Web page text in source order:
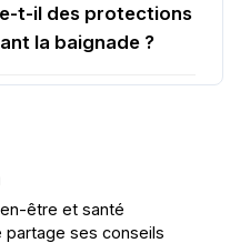
t-il des protections
la baignade ?
être et santé
partage ses conseils